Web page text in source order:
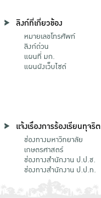
ลิงก์ที่เกี่ยวข้อง
หมายเลขโทรศัพท์
ลิงก์ด่วน
แผนที่ มก.
แผนผังเว็บไซต์
แจ้งเรื่องการร้องเรียนทุจริต
ช่องทางมหาวิทยาลัย
เกษตรศาสตร์
ช่องทางสำนักงาน ป.ป.ช.
ช่องทางสำนักงาน ป.ป.ท.